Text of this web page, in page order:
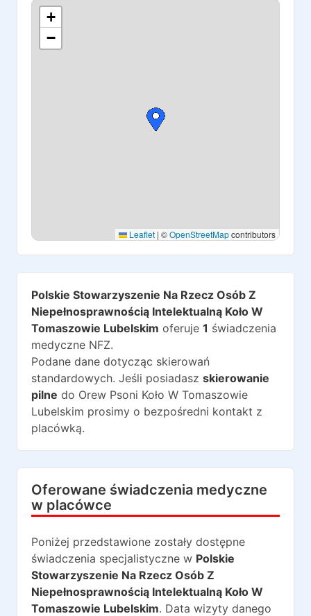
+
−
Leaflet | ©OpenStreetMapcontributors
Polskie Stowarzyszenie Na Rzecz Osób Z
Niepełnosprawnością Intelektualną Koło W
Tomaszowie Lubelskim oferuje 1 świadczenia
medyczne NFZ.
Podane dane dotycząc skierowań
standardowych. Jeśli posiadasz skierowanie
pilne do Orew Psoni Koło W Tomaszowie
Lubelskim prosimy o bezpośredni kontakt z
placówką.
Oferowane świadczenia medyczne
w placówce
Poniżej przedstawione zostały dostępne
świadczenia specjalistyczne w Polskie
Stowarzyszenie Na Rzecz Osób Z
Niepełnosprawnością Intelektualną Koło W
Tomaszowie Lubelskim. Data wizyty danego